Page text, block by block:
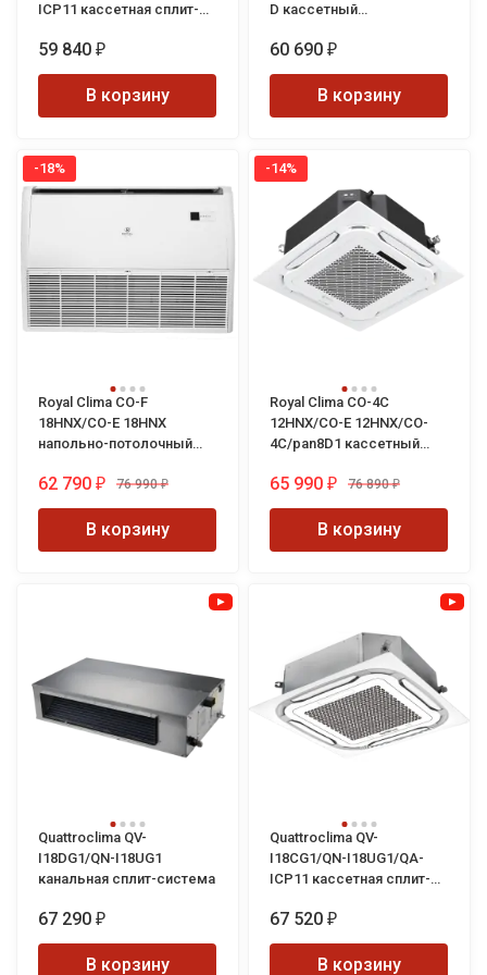
ICP11 кассетная сплит-
59 840 ₽
В корзину
D кассетный
60 690 ₽
В корзину
-18%
Royal Clima CO-F
18HNX/CO-E 18HNX
напольно-потолочный
62 790 ₽ 76 990 ₽
В корзину
-14%
Royal Clima CO-4C
12HNX/CO-E 12HNX/CO-
4C/pan8D1 кассетный
65 990 ₽ 76 890 ₽
В корзину
Quattroclima QV-
I18DG1/QN-I18UG1
канальная сплит-система
67 290 ₽
В корзину
Quattroclima QV-
I18CG1/QN-I18UG1/QA-
ICP11 кассетная сплит-
67 520 ₽
В корзину